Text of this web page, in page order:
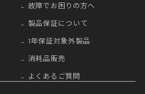
故障でお困りの方へ
製品保証について
1年保証対象外製品
消耗品販売
よくあるご質問